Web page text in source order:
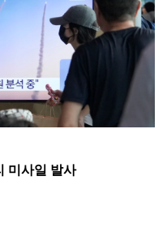
미사일 발사